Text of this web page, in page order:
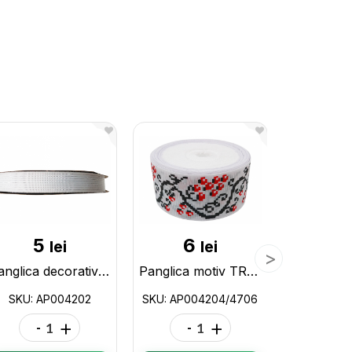
5 lei
Panglica decorativa 25mm (alb si rosu) AP004202
SKU: AP004202
- +
6 lei
Panglica motiv TRADITIONAL(uzor)(40mm)23m AP004204/4706
SKU: AP004204/4706
- +